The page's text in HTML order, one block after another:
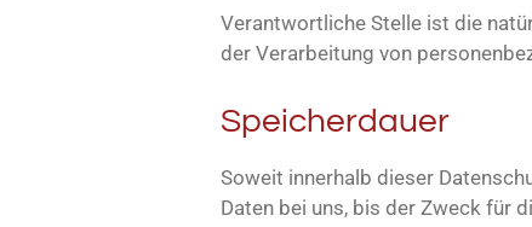
Verantwortliche Stelle ist die
der Verarbeitung von
Speicherdauer
Soweit innerhalb dieser
Daten bei uns, bis der Zweck für